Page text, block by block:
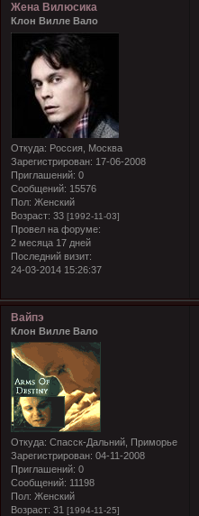
Жена Вилюсика
Клон Вилле Вало
Откуда: Россия, Москва
Зарегистрирован: 17-06-2008
Приглашений: 0
Сообщений: 15576
Пол: Женский
Возраст: 33 [1992-11-03]
Провел на форуме:
2 месяца 17 дней
Последний визит:
24-03-2014 15:26:37
Вайпэ
Клон Вилле Вало
Откуда: Спасск-Дальний, Приморье
Зарегистрирован: 04-11-2008
Приглашений: 0
Сообщений: 11198
Пол: Женский
Возраст: 31 [1994-11-25]